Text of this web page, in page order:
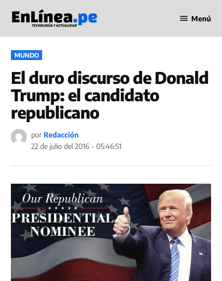
contenido
en Línea
Menú
PUBLICADO
EN
MUNDO
El duro discurso de Donald
Trump: el candidato
republicano
por Redacción
22 de julio del 2016 - 05:46:51